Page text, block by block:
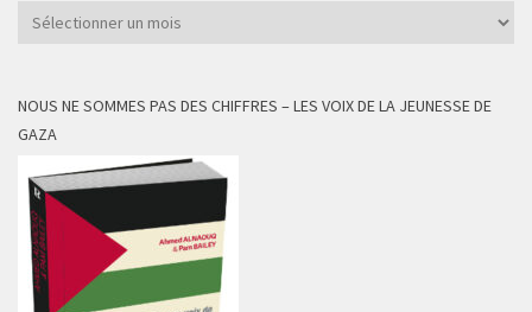
Archives
NOUS NE SOMMES PAS DES CHIFFRES – LES VOIX DE LA JEUNESSE DE
GAZA